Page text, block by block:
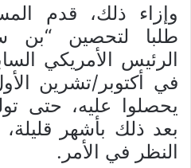
وإزاء ذلك، قدم
طلبا لتحصين “بن
الرئيس الأمريكي
يحصلوا عليه، حتى
بعد ذلك بأشهر
النظر في الأمر.